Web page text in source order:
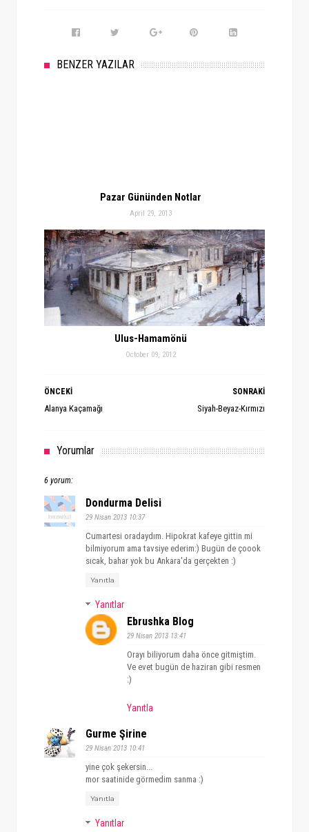
BENZER YAZILAR
Pazar Gününden Notlar
April 29, 2013
Ulus-Hamamönü
October 09, 2012
SONRAKİ
Siyah-Beyaz-Kırmızı
ÖNCEKİ
Alanya Kaçamağı
Yorumlar
6 yorum:
Dondurma Delisi
29 Nisan 2013 10:37
Cumartesi oradaydım. Hipokrat kafeye gittin mi
bilmiyorum ama tavsiye ederim:) Bugün de çoook
sıcak, bahar yok bu Ankara'da gerçekten :)
Yanıtla
Yanıtlar
Ebrushka Blog
29 Nisan 2013 13:41
Orayı biliyorum daha önce gitmiştim.
Ve evet bugün de haziran gibi resmen
:)
Yanıtla
Gurme Şirine
29 Nisan 2013 10:41
yine çok şekersin...
mor saatinide görmedim sanma :)
Yanıtla
Yanıtlar